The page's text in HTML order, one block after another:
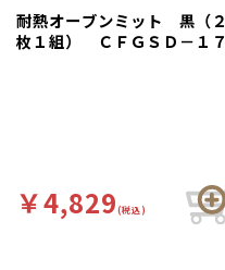
耐熱オーブンミット 黒（２
枚１組） ＣＦＧＳＤ－１７
￥4,829(税込)